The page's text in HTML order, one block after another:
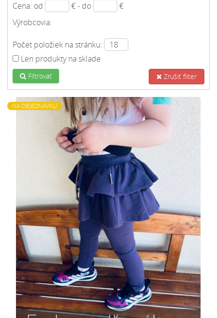
Cena: od
€ - do
€
Výrobcovia:
Počet položiek na stránku:
Len produkty na sklade
Filtrovať Zrušiť filter
NA OBJEDNÁVKU